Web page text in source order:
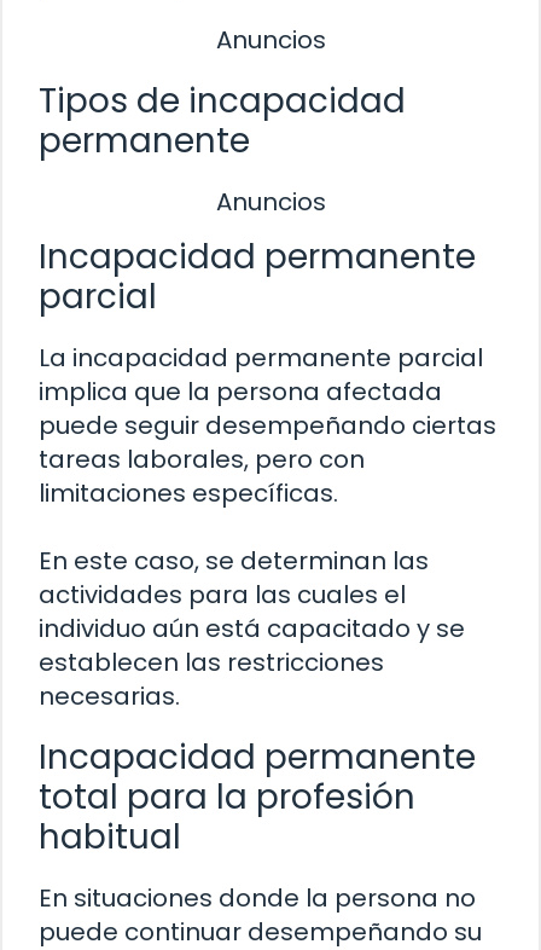
Anuncios
Tipos de incapacidad
permanente
Anuncios
Incapacidad permanente
parcial
La incapacidad permanente parcial
implica que la persona afectada
puede seguir desempeñando ciertas
tareas laborales, pero con
limitaciones específicas.
En este caso, se determinan las
actividades para las cuales el
individuo aún está capacitado y se
establecen las restricciones
necesarias.
Incapacidad permanente
total para la profesión
habitual
En situaciones donde la persona no
puede continuar desempeñando su